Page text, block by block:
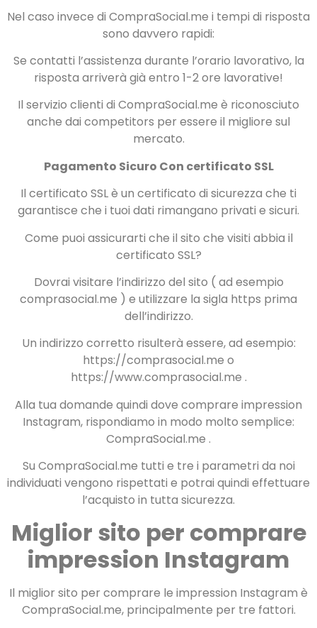
Nel caso invece di CompraSocial.me i tempi di risposta
sono davvero rapidi:
Se contatti l’assistenza durante l’orario lavorativo, la
risposta arriverà già entro 1-2 ore lavorative!
Il servizio clienti di CompraSocial.me è riconosciuto
anche dai competitors per essere il migliore sul
mercato.
Pagamento Sicuro Con certificato SSL
Il certificato SSL è un certificato di sicurezza che ti
garantisce che i tuoi dati rimangano privati e sicuri.
Come puoi assicurarti che il sito che visiti abbia il
certificato SSL?
Dovrai visitare l’indirizzo del sito ( ad esempio
comprasocial.me ) e utilizzare la sigla https prima
dell’indirizzo.
Un indirizzo corretto risulterà essere, ad esempio:
https://comprasocial.me o
https://www.comprasocial.me .
Alla tua domande quindi dove comprare impression
Instagram, rispondiamo in modo molto semplice:
CompraSocial.me .
Su CompraSocial.me tutti e tre i parametri da noi
individuati vengono rispettati e potrai quindi effettuare
l’acquisto in tutta sicurezza.
Miglior sito per comprare
impression Instagram
Il miglior sito per comprare le impression Instagram è
CompraSocial.me, principalmente per tre fattori.